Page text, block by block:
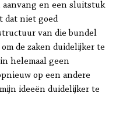
aanvang en een sluitstuk
dat niet goed
van die bundel
de zaken duidelijker te
helemaal geen
op een andere
ideeën duidelijker te